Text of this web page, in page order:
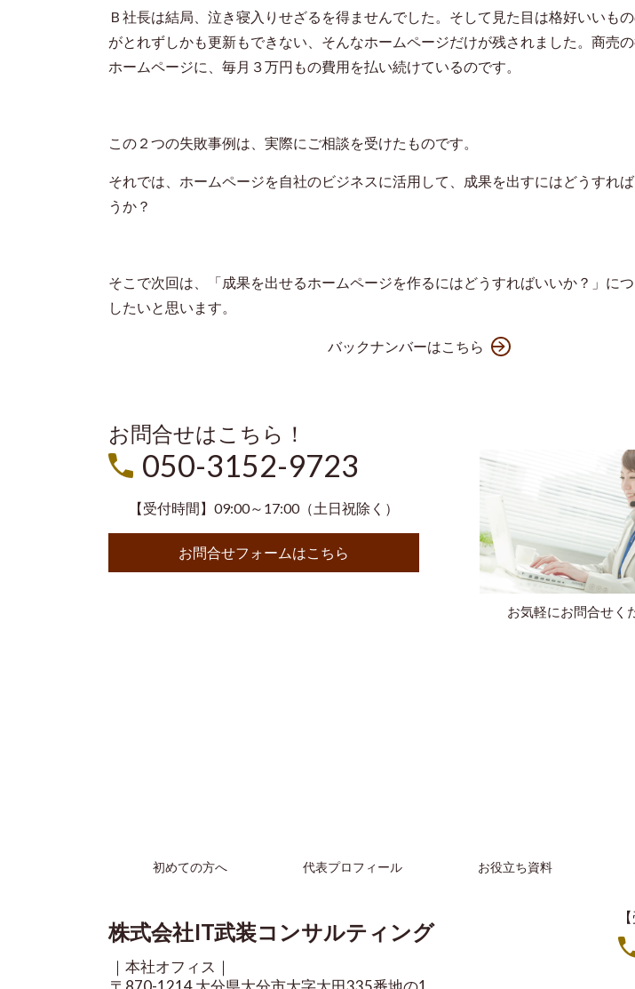
Ｂ社長は結局、泣き寝入りせざるを得ませんでした。そして見た目は格好いいも
がとれずしかも更新もできない、そんなホームページだけが残されました。商売
ホームページに、毎月３万円もの費用を払い続けているのです。
この２つの失敗事例は、実際にご相談を受けたものです。
それでは、ホームページを自社のビジネスに活用して、成果を出すにはどうすれ
うか？
そこで次回は、「成果を出せるホームページを作るにはどうすればいいか？」に
したいと思います。
バックナンバーはこちら
お問合せはこちら！
お気軽にお問合せく
050-3152-9723
【受付時間】09:00～17:00（土日祝除く）
お問合せフォームはこちら
初めての方へ 代表プロフィール お役立ち資料
株式会社IT武装コンサルティング
｜本社オフィス｜